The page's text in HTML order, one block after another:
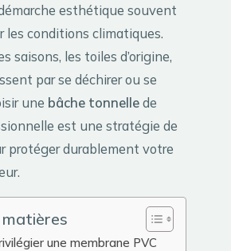
esthétique souvent
les conditions climatiques.
saisons, les toiles d’origine,
par se déchirer ou se
une bâche tonnellede
est une stratégie de
protéger durablement votre
une membrane PVC